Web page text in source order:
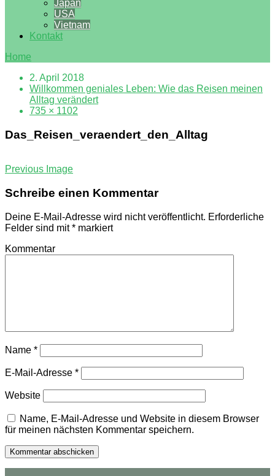
Japan
USA
Vietnam
Kontakt
Home
2. April 2018
Willkommen geniales Leben: Wie das Reisen meinen
Alltag verändert
735 × 1102
Das_Reisen_veraendert_den_Alltag
Previous Image
Schreibe einen Kommentar
Deine E-Mail-Adresse wird nicht veröffentlicht. Erforderliche
Felder sind mit* markiert
Kommentar
Name *
E-Mail-Adresse *
Website
Name, E-Mail-Adresse und Website in diesem Browser
für meinen nächsten Kommentar speichern.